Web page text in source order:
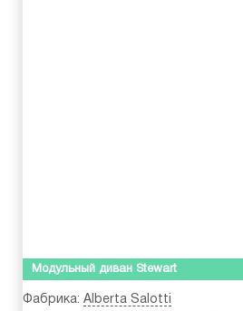
Модульный диван Stewart
Фабрика: Alberta Salotti